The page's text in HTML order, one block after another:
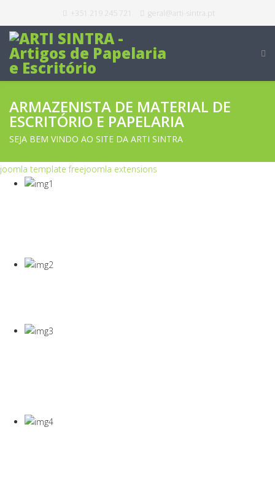
+351 219 245 721 geral@arti-sintra.pt
ARMAZENISTA DE MATERIAL DE
ESCRITÓRIO E PAPELARIA
SEJA BEM VINDO AO SITE DA ARTI SINTRA
joomla template freejoomla extensions